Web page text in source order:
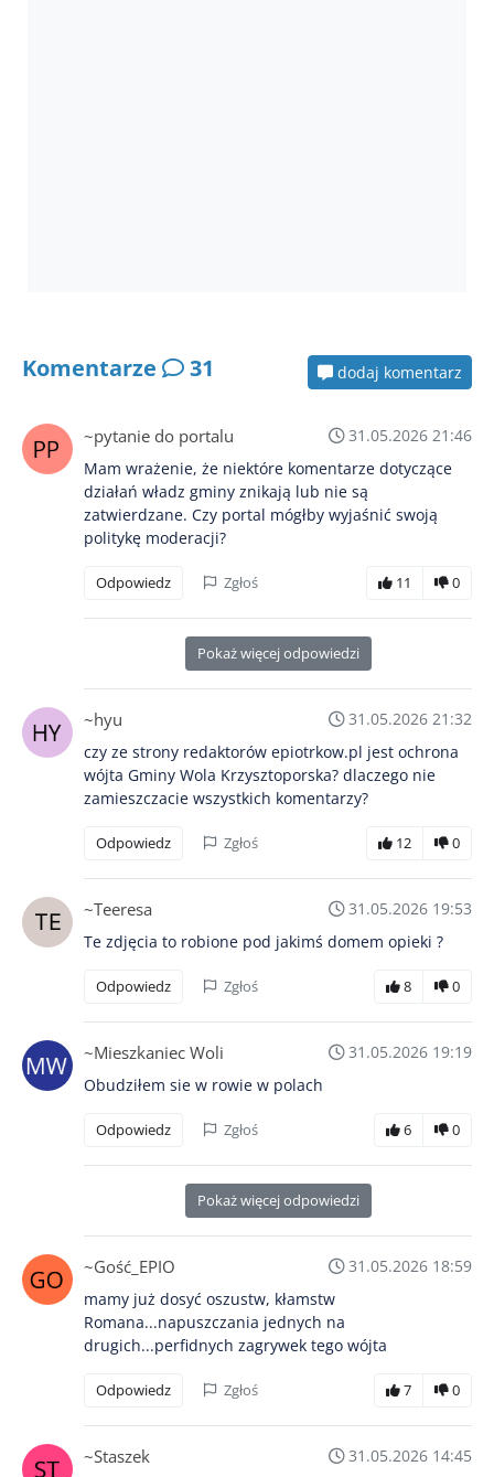
Komentarze 31 dodaj komentarz
~pytanie do portalu
31.05.2026 21:46
Mam wrażenie, że niektóre komentarze dotyczące
działań władz gminy znikają lub nie są
zatwierdzane. Czy portal mógłby wyjaśnić swoją
politykę moderacji?
Odpowiedz Zgłoś 11 0
Pokaż więcej odpowiedzi
~hyu
31.05.2026 21:32
czy ze strony redaktorów epiotrkow.pl jest ochrona
wójta Gminy Wola Krzysztoporska? dlaczego nie
zamieszczacie wszystkich komentarzy?
Odpowiedz Zgłoś 12 0
~Teeresa
31.05.2026 19:53
Te zdjęcia to robione pod jakimś domem opieki ?
Odpowiedz Zgłoś 8 0
~Mieszkaniec Woli
31.05.2026 19:19
Obudziłem sie w rowie w polach
Odpowiedz Zgłoś 6 0
Pokaż więcej odpowiedzi
~Gość_EPIO
31.05.2026 18:59
mamy już dosyć oszustw, kłamstw
Romana...napuszczania jednych na
drugich...perfidnych zagrywek tego wójta
Odpowiedz Zgłoś 7 0
~Staszek
31.05.2026 14:45